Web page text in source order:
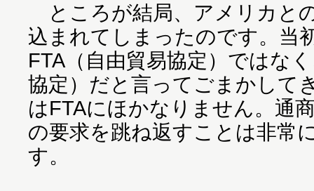
ところが結局、アメリカと
込まれてしまったのです。当
FTA（自由貿易協定）ではな
協定）だと言ってごまかして
はFTAにほかなりません。通
の要求を跳ね返すことは非常
す。